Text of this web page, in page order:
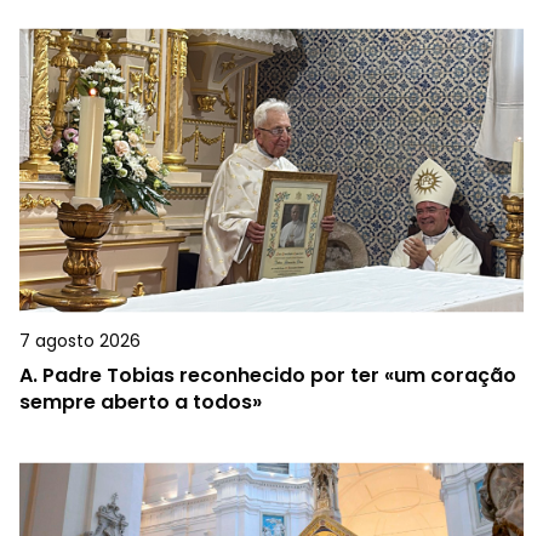
7 agosto 2026
A. Padre Tobias reconhecido por ter «um coração
sempre aberto a todos»